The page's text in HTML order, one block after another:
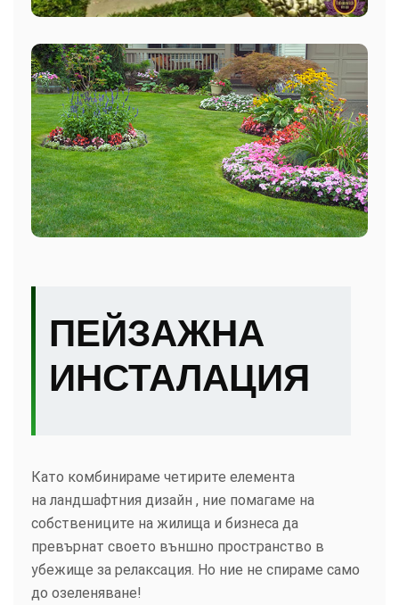
ПЕЙЗАЖНА
ИНСТАЛАЦИЯ
Като комбинираме четирите елемента
на ландшафтния дизайн , ние помагаме на
собствениците на жилища и бизнеса да
превърнат своето външно пространство в
убежище за релаксация. Но ние не спираме само
до озеленяване!